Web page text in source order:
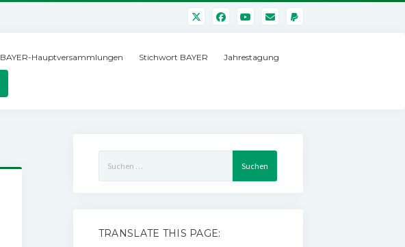
BAYER-Hauptversammlungen Stichwort BAYER Jahrestagung
nach:
TRANSLATE THIS PAGE: